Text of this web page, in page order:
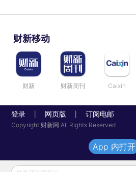
财新移动
财新 财新周刊 Caixin
登录 网页版 订阅电邮
Copyright 财新网 All Rights Reserved
App 内打开